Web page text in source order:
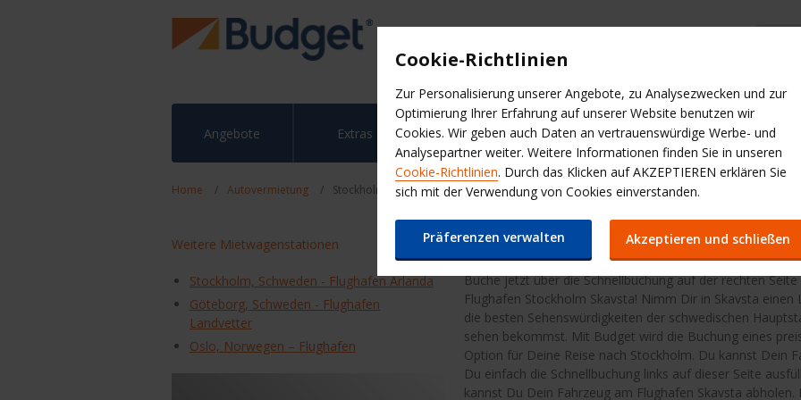
Angebote Extras
Transporter und
LKW
Miles & More Services und Tipps
Home Autovermietung Stockholm Flughafen Skavsta
Auto mieten am
Buche jetzt über die Schnellbuchung auf der rechten
Flughafen Stockholm Skavsta! Nimm Dir in Skavsta
die besten Sehenswürdigkeiten der schwedischen
sehen bekommst. Mit Budget wird die Buchung eines
Option für Deine Reise nach Stockholm. Du kannst Dein
Du einfach die Schnellbuchung links auf dieser Seite
kannst Du Dein Fahrzeug am Flughafen Skavsta
Weitere Mietwagenstationen
Stockholm, Schweden - Flughafen Arlanda
Göteborg, Schweden - Flughafen
Landvetter
Oslo, Norwegen – Flughafen
Cookie-Richtlinien
Zur Personalisierung unserer Angebote, zu Analysezwecken und zur
Optimierung Ihrer Erfahrung auf unserer Website benutzen wir
Cookies. Wir geben auch Daten an vertrauenswürdige Werbe- und
Analysepartner weiter. Weitere Informationen finden Sie in unseren
Cookie-Richtlinien. Durch das Klicken auf AKZEPTIEREN erklären Sie
sich mit der Verwendung von Cookies einverstanden.
Präferenzen verwalten Akzeptieren und schließen